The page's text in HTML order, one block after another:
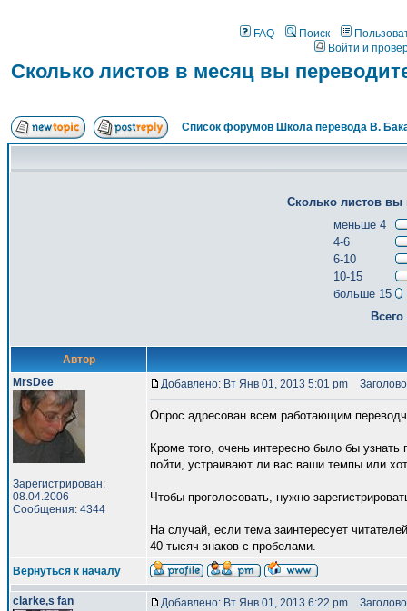
FAQ Поиск
Войти и
Сколько листов в месяц вы
Список форумов Школа перевода В.
Сколько листов вы
меньше 4
4-6
6-10
10-15
больше 15
Автор
MrsDee
Зарегистрирован:
08.04.2006
Сообщения: 4344
Добавлено: Вт Янв 01, 2013 5:01 pm
Опрос адресован всем работающим
Кроме того, очень интересно было бы
пойти, устраивают ли вас ваши темпы или
Чтобы проголосовать, нужно
На случай, если тема заинтересует
40 тысяч знаков с пробелами.
Вернуться к началу
clarke,s fan Добавлено: Вт Янв 01, 2013 6:22 pm